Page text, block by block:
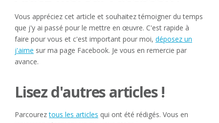
Vous appréciez cet article et souhaitez témoigner du temps
que j'y ai passé pour le mettre en œuvre. C'est rapide à
faire pour vous et c'est important pour moi, déposez un
j'aime sur ma page Facebook. Je vous en remercie par
avance.
Lisez d'autres articles !
Parcoureztous les articles qui ont été rédigés. Vous en